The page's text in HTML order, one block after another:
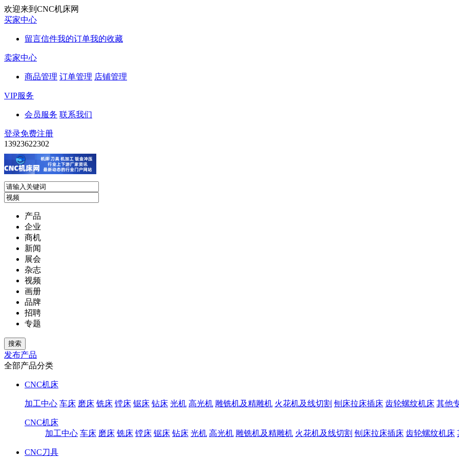
欢迎来到CNC机床网
买家中心
留言信件我的订单我的收藏
卖家中心
商品管理 订单管理 店铺管理
VIP服务
会员服务 联系我们
登录免费注册
13923622302
产品
企业
商机
新闻
展会
杂志
视频
画册
品牌
招聘
专题
发布产品
全部产品分类
CNC机床
加工中心 车床 磨床 铣床 镗床 锯床 钻床 光机 高光机 雕铣机及精雕机 火花机及线切割 刨床拉床插床 齿轮螺纹机床 其他
CNC机床
加工中心 车床 磨床 铣床 镗床 锯床 钻床 光机 高光机 雕铣机及精雕机 火花机及线切割 刨床拉床插床 齿轮螺纹机床
CNC刀具